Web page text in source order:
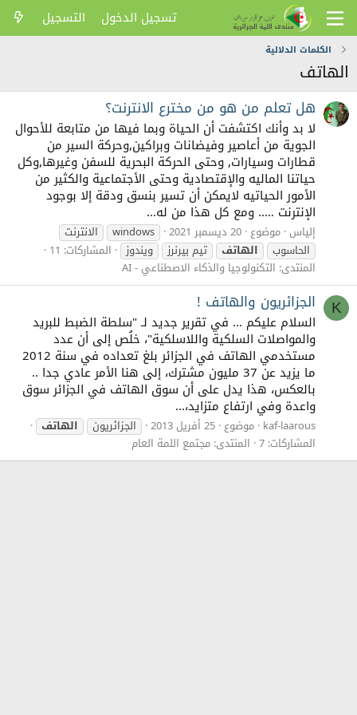
تسجيل الدخول التسجيل
الكلمات الدلالية
الهاتف
هل تعلم من هو من مخترع الانترنت؟
لا بد وأنك اكتشفت أن الحياة وبما فيها من متابعة للأحوال
الجوية من أعاصير وفيضانات وبراكين,وحركة السير من
قطارات وسيارات, وحتى الحركة البحرية للسفن وغيرها,وكل
حياتنا الماليه والإقتصادية وحتى الأجتماعية والكثير من
الأمور الحياتيه لايمكن أن تسير بنسق ودقة إلا بوجود
الإنترنت ….. ومع كل هذا من له...
إلياس موضوع 20 ديسمبر 2021 windows
الانترنت
الحاسوب
الهاتف تيم بيرنرز ويندوز
المشاركات: 11
المنتدى: التكنولوجيا والذكاء الاصطناعي - AI
K الجزائريون والهاتف !
السلام عليكم ... في تقرير جديد لـ "سلطة الضبط للبريد
والمواصلات السلكية واللاسلكية"، خلُص إلى أن عدد
مستخدمي الهاتف في الجزائر بلغ تعداده في سنة 2012
ما يزيد عن 37 مليون مشترك، إلى هنا الأمر عادي جدا ..
بالعكس، هذا يدل على أن سوق الهاتف في الجزائر سوق
واعدة وفي ارتفاع متزايد،...
kaf-laarous موضوع 25 أفريل 2013 الجزائريون
الهاتف
المشاركات: 7
المنتدى: مجتمع اللمة العام